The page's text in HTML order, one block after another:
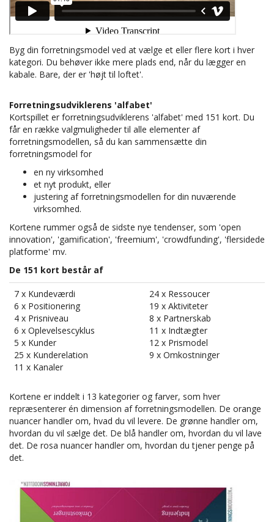
Byg din forretningsmodel ved at vælge et eller flere kort i hver
kategori. Du behøver ikke mere plads end, når du lægger en
kabale. Bare, der er 'højt til loftet'.
Forretningsudviklerens 'alfabet'
Kortspillet er forretningsudviklerens 'alfabet' med 151 kort. Du
får en række valgmuligheder til alle elementer af
forretningsmodellen, så du kan sammensætte din
forretningsmodel for
en ny virksomhed
et nyt produkt, eller
justering af forretningsmodellen for din nuværende
virksomhed.
Kortene rummer også de sidste nye tendenser, som 'open
innovation', 'gamification', 'freemium', 'crowdfunding', 'flersidede
platforme' mv.
De 151 kort består af
7 x Kundeværdi
6 x Positionering
4 x Prisniveau
6 x Oplevelsescyklus
5 x Kunder
25 x Kunderelation
11 x Kanaler
24 x Ressoucer
19 x Aktiviteter
8 x Partnerskab
11 x Indtægter
12 x Prismodel
9 x Omkostninger
Kortene er inddelt i 13 kategorier og farver, som hver
repræsenterer én dimension af forretningsmodellen. De orange
nuancer handler om, hvad du vil levere. De grønne handler om,
hvordan du vil sælge det. De blå handler om, hvordan du vil lave
det. De rosa nuancer handler om, hvordan du tjener penge på
det.